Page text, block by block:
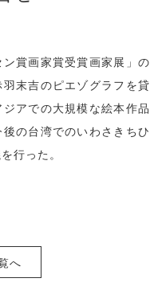
賞画家賞受賞画家展」の
末吉のピエゾグラフを貸
アでの大規模な絵本作品
の台湾でのいわさきちひ
行った。
へ